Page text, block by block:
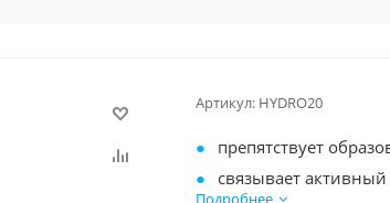
Артикул: HYDRO20
препятствует
связывает
Подробнее